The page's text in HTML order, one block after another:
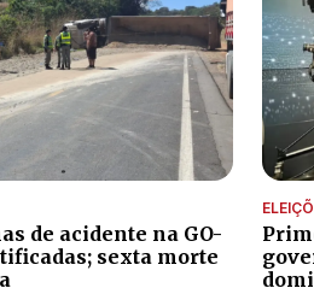
de acidente na GO-
sexta morte